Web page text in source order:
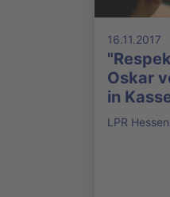
16.11.2017
Oskar
in
LPR